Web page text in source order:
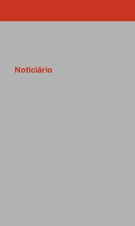
Noticiário